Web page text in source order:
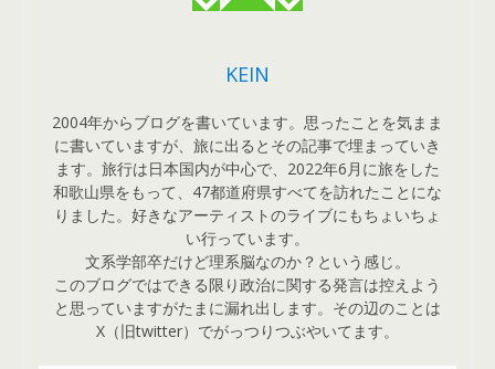
KEIN
2004年からブログを書いています。思ったことを気まま
に書いていますが、旅に出るとその記事で埋まっていき
ます。旅行は日本国内が中心で、2022年6月に旅をした
和歌山県をもって、47都道府県すべてを訪れたことにな
りました。好きなアーティストのライブにもちょいちょ
い行っています。
文系学部卒だけど理系脳なのか？という感じ。
このブログではできる限り政治に関する発言は控えよう
と思っていますがたまに漏れ出します。その辺のことは
X（旧twitter）でがっつりつぶやいてます。